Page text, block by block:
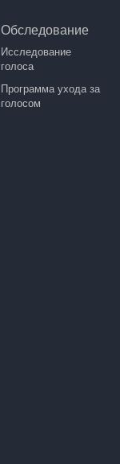
Обследование
Исследование
голоса
Программа ухода за
голосом